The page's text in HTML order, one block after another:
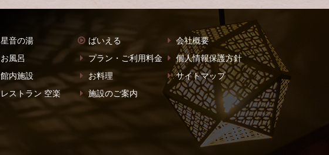
星音の湯
お風呂
館内施設
レストラン 空楽
ばいえる
プラン・ご利用料金
お料理
施設のご案内
会社概要
個人情報保護方針
サイトマップ